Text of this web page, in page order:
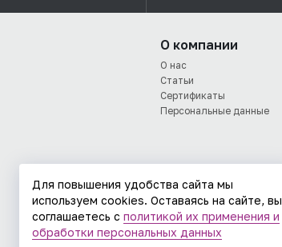
О компании
О нас
Статьи
Сертификаты
Персональные данные
Для повышения удобства сайта мы
используем cookies. Оставаясь на сайте, вы
соглашаетесь с политикой их применения и
обработки персональных данных